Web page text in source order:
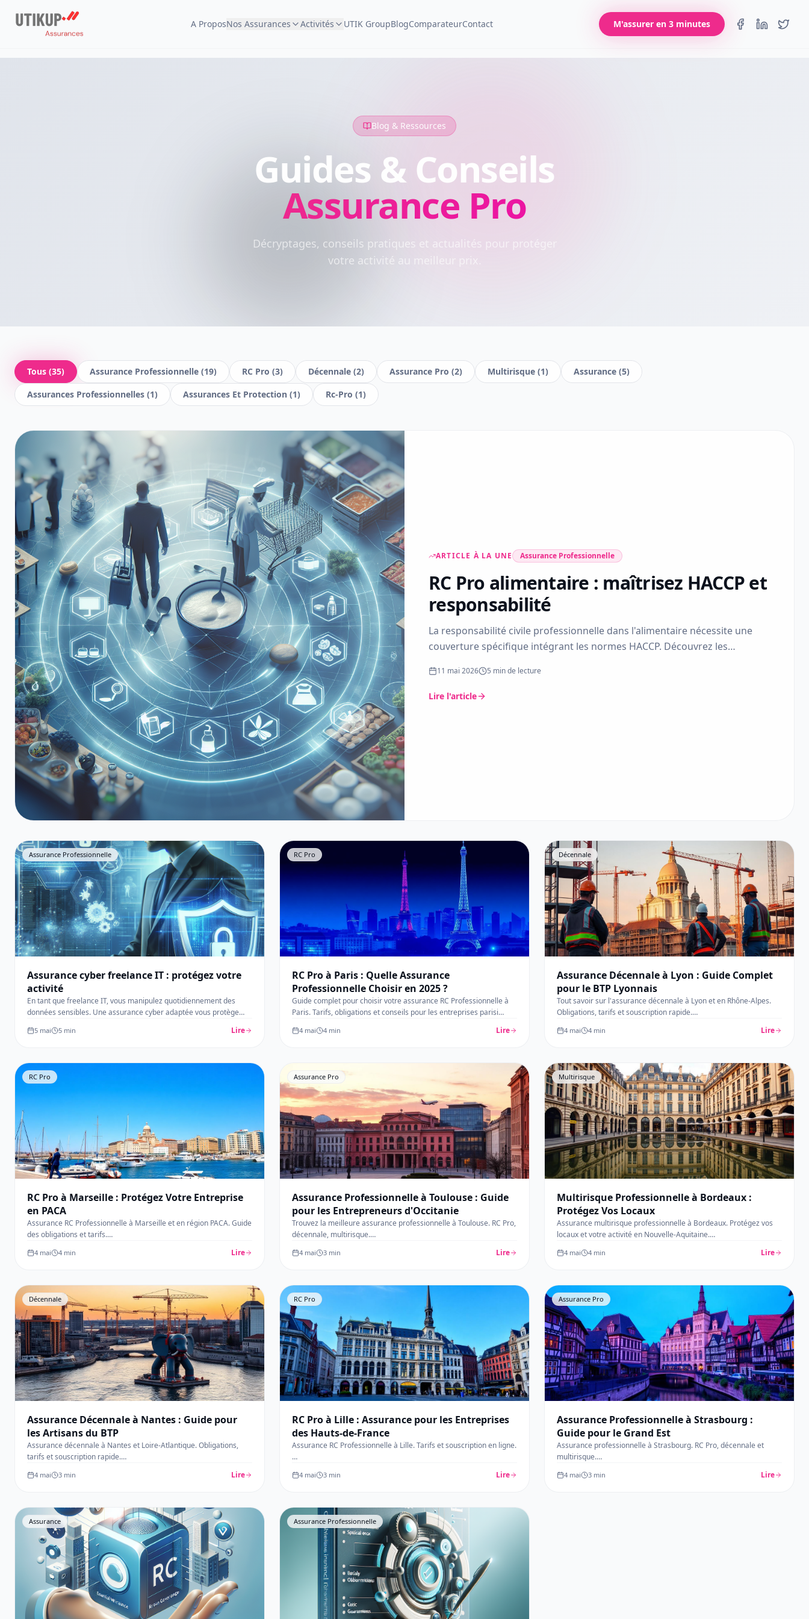
A ProposNos Assurances Activités UTIK GroupBlogComparateurContact M'assurer en 3 minutes
Blog & Ressources
Guides & Conseils
Assurance Pro
Décryptages, conseils pratiques et actualités pour protéger
votre activité au meilleur prix.
Tous (35) Assurance Professionnelle (19) RC Pro (3) Décennale (2) Assurance Pro (2) Multirisque (1) Assurance (5)
Assurances Professionnelles (1) Assurances Et Protection (1) Rc-Pro (1)
ARTICLE À LA UNE Assurance Professionnelle
RC Pro alimentaire : maîtrisez HACCP et
responsabilité
La responsabilité civile professionnelle dans l'alimentaire nécessite une
couverture spécifique intégrant les normes HACCP. Découvrez les
11 mai 2026 5 min de lecture
Lire l'article
Assurance Professionnelle
Assurance cyber freelance IT : protégez votre
activité
En tant que freelance IT, vous manipulez quotidiennement des
données sensibles. Une assurance cyber adaptée vous protège
5 mai 5 min Lire
RC Pro
RC Pro à Paris : Quelle Assurance
Professionnelle Choisir en 2025 ?
Guide complet pour choisir votre assurance RC Professionnelle à
Paris. Tarifs, obligations et conseils pour les entreprises parisi…
4 mai 4 min Lire
Décennale
Assurance Décennale à Lyon : Guide Complet
pour le BTP Lyonnais
Tout savoir sur l'assurance décennale à Lyon et en Rhône-Alpes.
Obligations, tarifs et souscription rapide.…
4 mai 4 min Lire
RC Pro
RC Pro à Marseille : Protégez Votre Entreprise
en PACA
Assurance RC Professionnelle à Marseille et en région PACA. Guide
des obligations et tarifs.…
4 mai 4 min Lire
Assurance Pro
Assurance Professionnelle à Toulouse : Guide
pour les Entrepreneurs d'Occitanie
Trouvez la meilleure assurance professionnelle à Toulouse. RC Pro,
décennale, multirisque.…
4 mai 3 min Lire
Multirisque
Multirisque Professionnelle à Bordeaux :
Protégez Vos Locaux
Assurance multirisque professionnelle à Bordeaux. Protégez vos
locaux et votre activité en Nouvelle-Aquitaine.…
4 mai 4 min Lire
Décennale
Assurance Décennale à Nantes : Guide pour
les Artisans du BTP
Assurance décennale à Nantes et Loire-Atlantique. Obligations,
tarifs et souscription rapide.…
4 mai 3 min Lire
RC Pro
RC Pro à Lille : Assurance pour les Entreprises
des Hauts-de-France
Assurance RC Professionnelle à Lille. Tarifs et souscription en ligne.
…
4 mai 3 min Lire
Assurance Pro
Assurance Professionnelle à Strasbourg :
Guide pour le Grand Est
Assurance professionnelle à Strasbourg. RC Pro, décennale et
multirisque.…
4 mai 3 min Lire
Assurance Assurance Professionnelle